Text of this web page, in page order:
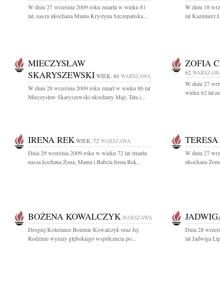
W dniu 27 września 2009 roku zmarła w wieku 81
lat, nasza ukochana Mama Krystyna Szczepańska...
W dniu 18
lat Kazimierz
MIECZYSŁAW
SKARYSZEWSKI WIEK: 86 WARSZAWA
W dniu 28 września 2009 roku zmarł w wieku 86 lat
Mieczysław Skaryszewski ukochany Mąż, Tata i...
ZOFIA
62
W dniu 27
wieku 62 lat
IRENA REK WIEK: 72 WARSZAWA
Dnia 29 września 2009 roku w wieku 72 lat zmarła
nasza kochana Żona, Mama i Babcia Irena Rek...
W dniu 27
ukochana
BOŻENA KOWALCZYK WARSZAWA
Drogiej Koleżance Bożenie Kowalczyk oraz Jej
Rodzinie wyrazy głębokiego współczucia po...
Dnia 28
lat Jadwiga